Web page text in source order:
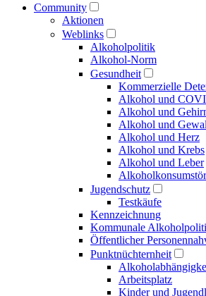
Community
Aktionen
Weblinks
Alkoholpolitik
Alkohol-Norm
Gesundheit
Kommerzielle
Alkohol und
Alkohol und
Alkohol und
Alkohol und Herz
Alkohol und Krebs
Alkohol und Leber
Jugendschutz
Testkäufe
Kennzeichnung
Kommunale
Öffentlicher
Punktnüchternheit
Arbeitsplatz
Kinder und